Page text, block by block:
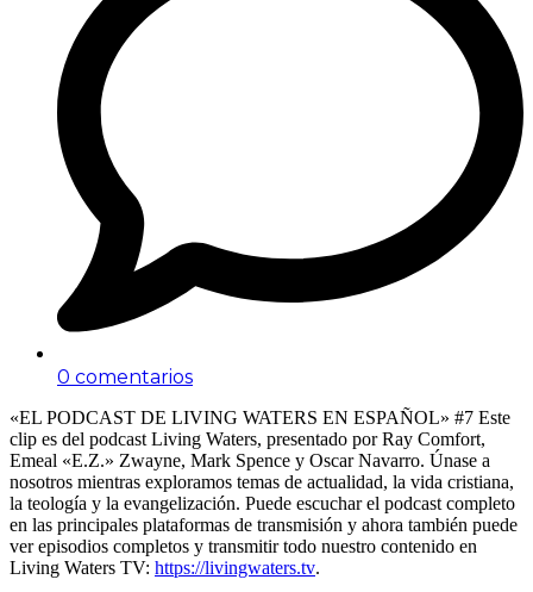
0 comentarios
«EL PODCAST DE LIVING WATERS EN ESPAÑOL» #7 Este
clip es del podcast Living Waters, presentado por Ray Comfort,
Emeal «E.Z.» Zwayne, Mark Spence y Oscar Navarro. Únase a
nosotros mientras exploramos temas de actualidad, la vida cristiana,
la teología y la evangelización. Puede escuchar el podcast completo
en las principales plataformas de transmisión y ahora también puede
ver episodios completos y transmitir todo nuestro contenido en
Living Waters TV: https://livingwaters.tv.